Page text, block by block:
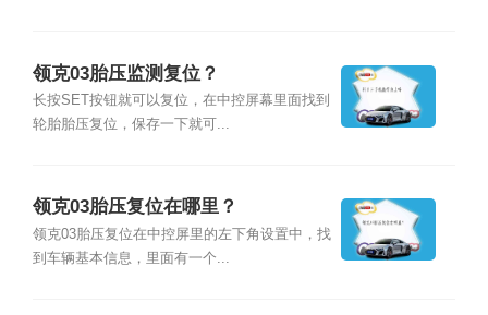
领克03胎压监测复位？
长按SET按钮就可以复位，在中控屏幕里面找到
轮胎胎压复位，保存一下就可...
领克03胎压复位在哪里？
领克03胎压复位在中控屏里的左下角设置中，找
到车辆基本信息，里面有一个...